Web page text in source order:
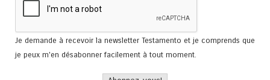
Je demande à recevoir la newsletter Testamento et je comprends que
je peux m'en désabonner facilement à tout moment.